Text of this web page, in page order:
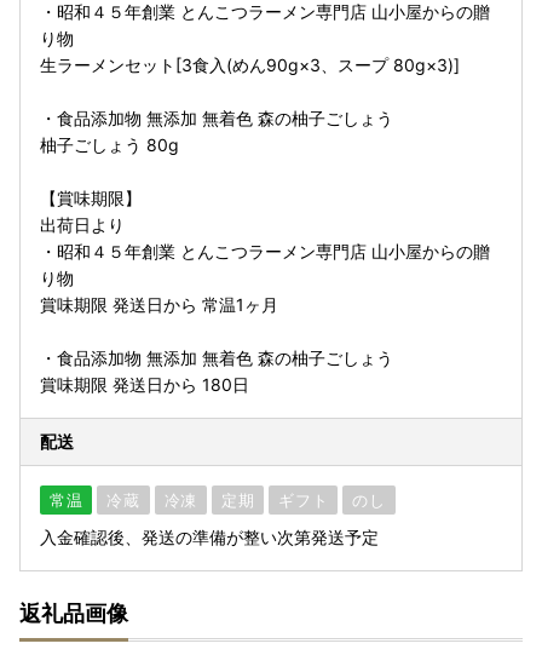
・昭和４５年創業 とんこつラーメン専門店 山小屋からの贈
り物
生ラーメンセット[3食入(めん90g×3、スープ 80g×3)]
・食品添加物 無添加 無着色 森の柚子ごしょう
柚子ごしょう 80g
【賞味期限】
出荷日より
・昭和４５年創業 とんこつラーメン専門店 山小屋からの贈
り物
賞味期限 発送日から 常温1ヶ月
・食品添加物 無添加 無着色 森の柚子ごしょう
賞味期限 発送日から 180日
配送
常温 冷蔵 冷凍 定期 ギフト のし
入金確認後、発送の準備が整い次第発送予定
返礼品画像